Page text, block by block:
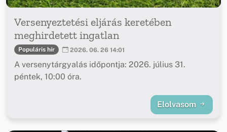
Versenyeztetési eljárás keretében
meghirdetett ingatlan
Populáris hír 2026. 06. 26 14:01
A versenytárgyalás időpontja: 2026. július 31.
péntek, 10:00 óra.
Elolvasom